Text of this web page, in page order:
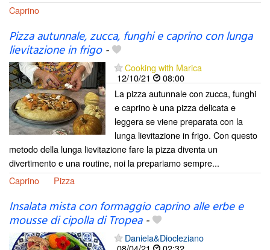
Caprino
Pizza autunnale, zucca, funghi e caprino con lunga
lievitazione in frigo-
Cooking with Marica
12/10/21
08:00
La pizza autunnale con zucca, funghi
e caprino è una pizza delicata e
leggera se viene preparata con la
lunga lievitazione in frigo. Con questo
metodo della lunga lievitazione fare la pizza diventa un
divertimento e una routine, noi la prepariamo sempre...
Caprino
Pizza
Insalata mista con formaggio caprino alle erbe e
mousse di cipolla di Tropea-
Daniela&Diocleziano